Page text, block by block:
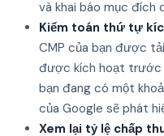
và khai báo mục đích
Kiểm toán thứ tự
CMP của bạn được
được kích hoạt trước
bạn đang có một
của Google sẽ phát
Xem lại tỷ lệ chấp